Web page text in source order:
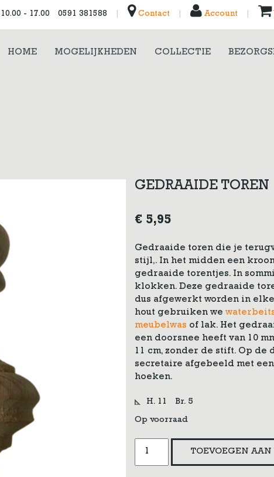
- 17.00 0591 381588 Contact Account
HOME MOGELIJKHEDEN COLLECTIE
GEDRAAIDE TOREN
€ 5,95
Gedraaide toren die je
stijl,. In het midden een
gedraaide torentjes. In
klokken. Deze gedraaide
dus afgewerkt worden in
hout gebruiken we
meubelwas of lak. Het
een doorsnee heeft van 10
11 cm, zonder de stift. Op
secretaire afgebeeld met
hoeken.
H. 11 Br. 5
Op voorraad
TOEVOEGEN